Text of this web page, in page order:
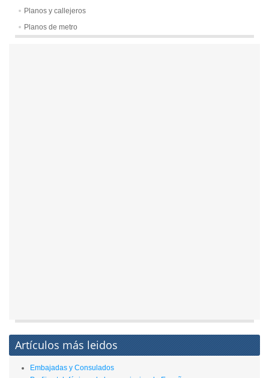
Planos y callejeros
Planos de metro
Artículos más leidos
Embajadas y Consulados